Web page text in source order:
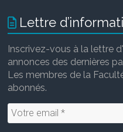
Lettre
Inscrivez-vous à la lettre
annonces des dernières
Les membres de la
abonnés.